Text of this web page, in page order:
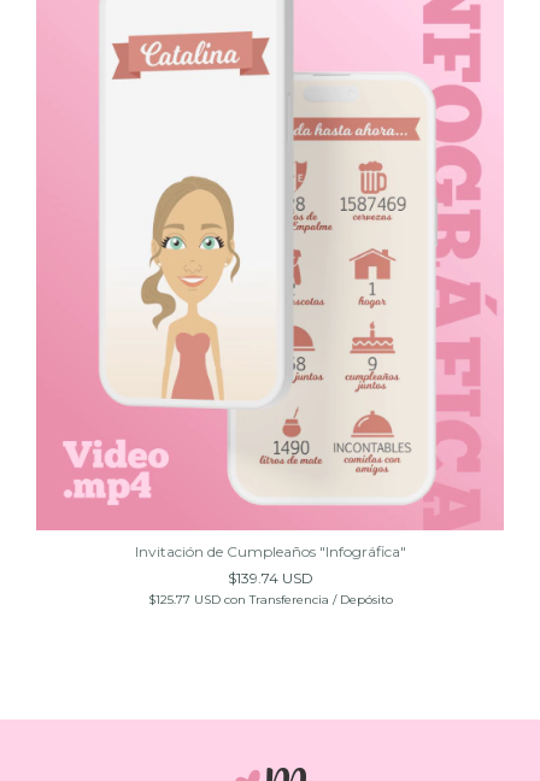
Invitación de Cumpleaños "Infográfica"
$139.74 USD
$125.77 USD con Transferencia / Depósito